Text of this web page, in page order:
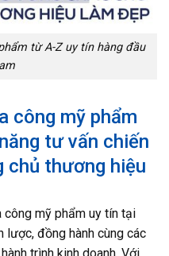
từ A-Z uy tín hàng đầu
công mỹ phẩm
tư vấn chiến
chủ thương hiệu
công mỹ phẩm uy tín tại
lược, đồng hành cùng các
trình kinh doanh. Với